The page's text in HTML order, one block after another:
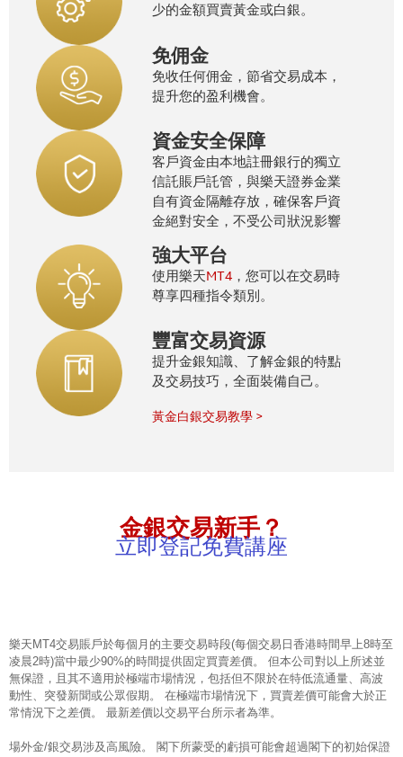
少的金額買賣黃金或白銀。
免佣金
免收任何佣金，節省交易成本，
提升您的盈利機會。
資金安全保障
客戶資金由本地註冊銀行的獨立
信託賬戶託管，與樂天證券金業
自有資金隔離存放，確保客戶資
金絕對安全，不受公司狀況影響
強大平台
使用樂天MT4，您可以在交易時
尊享四種指令類別。
豐富交易資源
提升金銀知識、了解金銀的特點
及交易技巧，全面裝備自己。
黃金白銀交易教學 >
金銀交易新手？
立即登記免費講座
樂天MT4交易賬戶於每個月的主要交易時段(每個交易日香港時間早上8時至
凌晨2時)當中最少90%的時間提供固定買賣差價。 但本公司對以上所述並
無保證，且其不適用於極端市場情況，包括但不限於在特低流通量、高波
動性、突發新聞或公眾假期。 在極端市場情況下，買賣差價可能會大於正
常情況下之差價。 最新差價以交易平台所示者為準。
場外金/銀交易涉及高風險。 閣下所蒙受的虧損可能會超過閣下的初始保證